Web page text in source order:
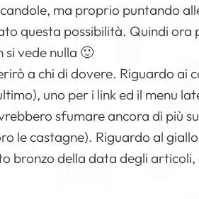
ma proprio puntando
questa possibilità. Quindi ora
si vede nulla 🙂
a chi di dovere. Riguardo ai
uno per i link ed il menu
sfumare ancora di più
le castagne). Riguardo al
della data degli articoli,